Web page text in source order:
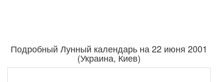
Подробный Лунный календарь на 22 июня 2001
(Украина, Киев)